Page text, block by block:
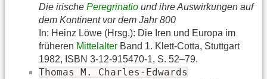
Die irische Peregrinatio und ihre Auswirkungen auf
dem Kontinent vor dem Jahr 800
In: Heinz Löwe (Hrsg.): Die Iren und Europa im
früheren Mittelalter Band 1. Klett-Cotta, Stuttgart
1982, ISBN 3-12-915470-1, S. 52–79.
Thomas M. Charles-Edwards